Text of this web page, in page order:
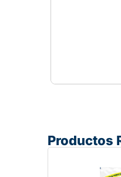
Productos